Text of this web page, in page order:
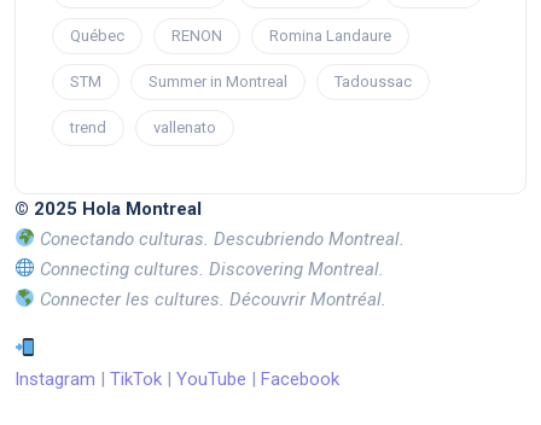
Québec RENON Romina Landaure
STM Summer in Montreal Tadoussac
trend vallenato
© 2025 Hola Montreal
Conectando culturas. Descubriendo Montreal.
Connecting cultures. Discovering Montreal.
Connecter les cultures. Découvrir Montréal.
Instagram | TikTok | YouTube | Facebook